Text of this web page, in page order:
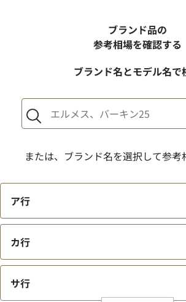
売却するか悩んでいるのですが、査定
1点からでも査定できますか？
ブランド品の
参考相場を確認する
ブランド名とモデル名で
または、ブランド名を選択して参考
ア行
カ行
サ行